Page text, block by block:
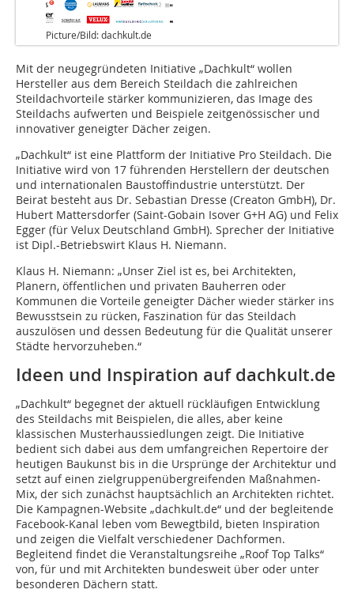
Picture/Bild: dachkult.de
Mit der neugegründeten Initiative „Dachkult“ wollen
Hersteller aus dem Bereich Steildach die zahlreichen
Steildachvorteile stärker kommunizieren, das Image des
Steildachs aufwerten und Beispiele zeitgenössischer und
innovativer geneigter Dächer zeigen.
„Dachkult“ ist eine Plattform der Initiative Pro Steildach. Die
Initiative wird von 17 führenden Herstellern der deutschen
und internationalen Baustoffindustrie unterstützt. Der
Beirat besteht aus Dr. Sebastian Dresse (Creaton GmbH), Dr.
Hubert Mattersdorfer (Saint-Gobain Isover G+H AG) und Felix
Egger (für Velux Deutschland GmbH). Sprecher der Initiative
ist Dipl.-Betriebswirt Klaus H. Niemann.
Klaus H. Niemann: „Unser Ziel ist es, bei Architekten,
Planern, öffentlichen und privaten Bauherren oder
Kommunen die Vorteile geneigter Dächer wieder stärker ins
Bewusstsein zu rücken, Faszination für das Steildach
auszulösen und dessen Bedeutung für die Qualität unserer
Städte hervorzuheben.“
Ideen und Inspiration auf dachkult.de
„Dachkult“ begegnet der aktuell rückläufigen Entwicklung
des Steildachs mit Beispielen, die alles, aber keine
klassischen Musterhaussiedlungen zeigt. Die Initiative
bedient sich dabei aus dem umfangreichen Repertoire der
heutigen Baukunst bis in die Ursprünge der Architektur und
setzt auf einen zielgruppenübergreifenden Maßnahmen-
Mix, der sich zunächst hauptsächlich an Architekten richtet.
Die Kampagnen-Website „dachkult.de“ und der begleitende
Facebook-Kanal leben vom Bewegtbild, bieten Inspiration
und zeigen die Vielfalt verschiedener Dachformen.
Begleitend findet die Veranstaltungsreihe „Roof Top Talks“
von, für und mit Architekten bundesweit über oder unter
besonderen Dächern statt.